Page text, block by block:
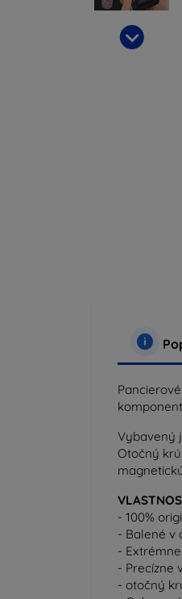
Vybavený
Otočný
- 100%
- Balené v
-
- Precízne
- otočný